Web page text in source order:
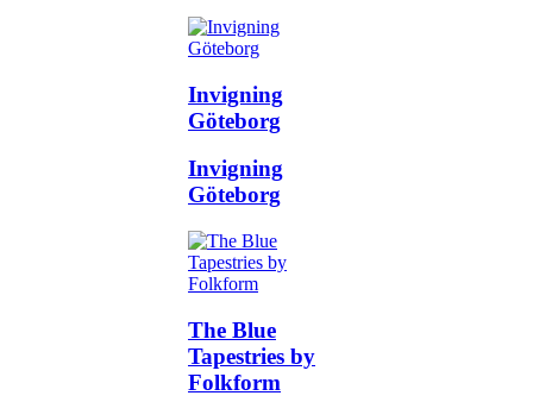
Invigning
Göteborg
Invigning
Göteborg
The Blue
Tapestries by
Folkform